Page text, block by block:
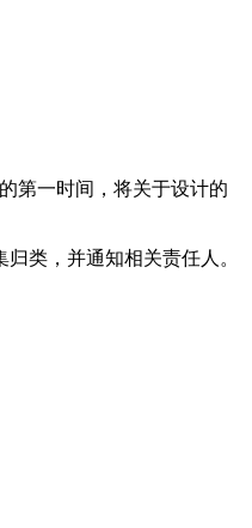
第一时间，将关于设计的
类，并通知相关责任人。